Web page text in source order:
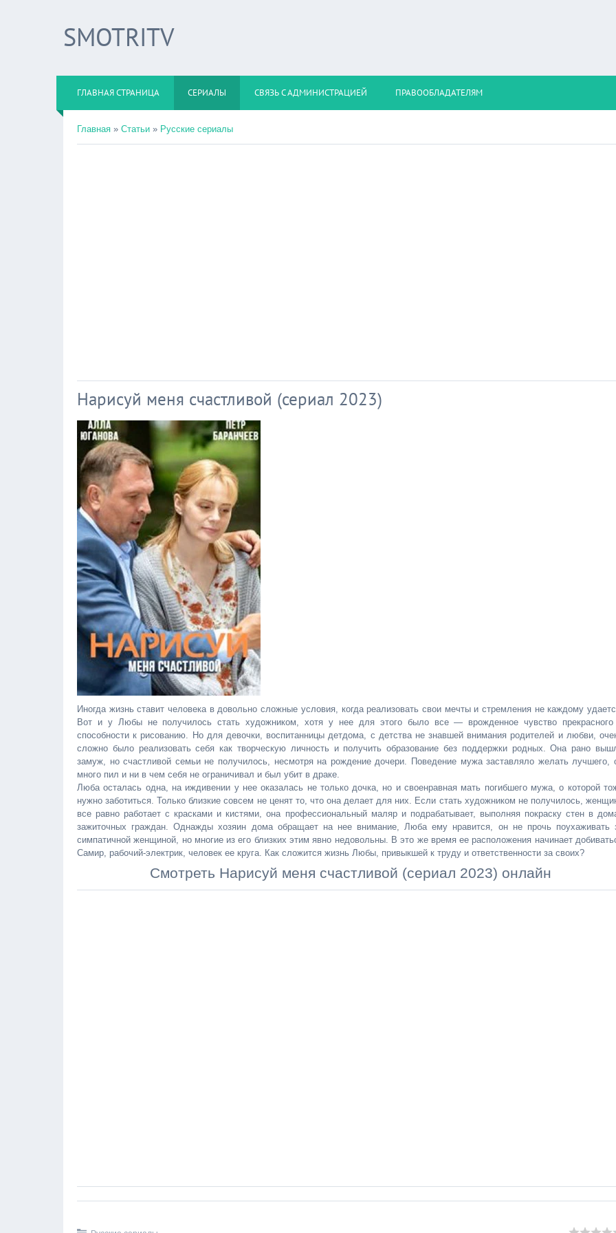
SMOTRITV
ГЛАВНАЯ СТРАНИЦА СЕРИАЛЫ СВЯЗЬ С АДМИНИСТРАЦИЕЙ ПРАВООБЛАДАТЕЛЯМ
Главная » Статьи » Русские сериалы
Нарисуй меня счастливой (сериал 2023)
Иногда жизнь ставит человека в довольно сложные условия, когда реализовать свои мечты и стремления не каждому
Вот и у Любы не получилось стать художником, хотя у нее для этого было все — врожденное чувство
способности к рисованию. Но для девочки, воспитанницы детдома, с детства не знавшей внимания родителей и любви,
сложно было реализовать себя как творческую личность и получить образование без поддержки родных. Она рано
замуж, но счастливой семьи не получилось, несмотря на рождение дочери. Поведение мужа заставляло желать лучшего,
много пил и ни в чем себя не ограничивал и был убит в драке.
Люба осталась одна, на иждивении у нее оказалась не только дочка, но и своенравная мать погибшего мужа, о которой
нужно заботиться. Только близкие совсем не ценят то, что она делает для них. Если стать художником не получилось,
все равно работает с красками и кистями, она профессиональный маляр и подрабатывает, выполняя покраску стен в
зажиточных граждан. Однажды хозяин дома обращает на нее внимание, Люба ему нравится, он не прочь поухаживать
симпатичной женщиной, но многие из его близких этим явно недовольны. В это же время ее расположения начинает
Самир, рабочий-электрик, человек ее круга. Как сложится жизнь Любы, привыкшей к труду и ответственности за своих?
Смотреть Нарисуй меня счастливой (сериал 2023) онлайн